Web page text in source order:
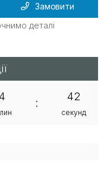
Замовити
деталі
:
42
секунд